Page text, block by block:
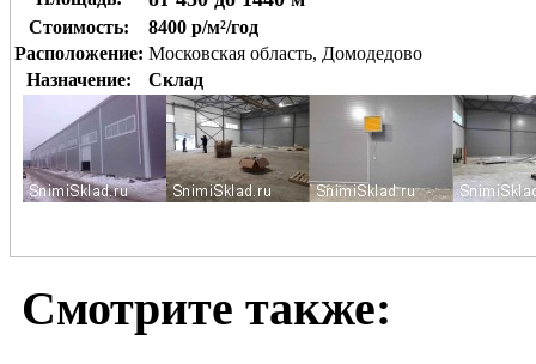
Стоимость:
8400 р/м²/год
Расположение: Московская область, Домодедово
Назначение:
Склад
Смотрите также: